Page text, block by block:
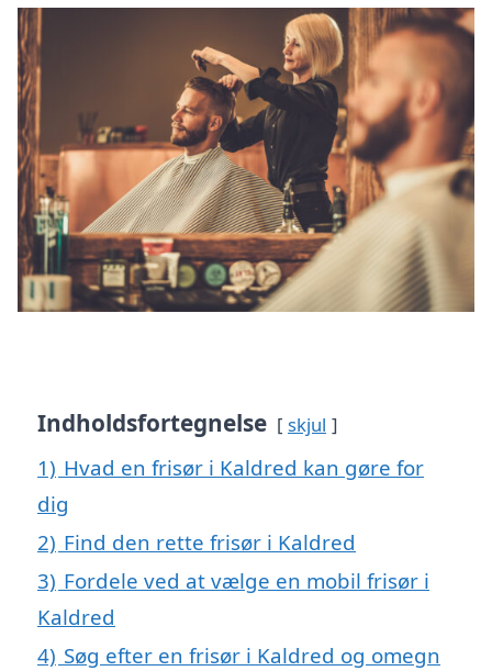
Indholdsfortegnelse skjul
1) Hvad en frisør i Kaldred kan gøre for
dig
2) Find den rette frisør i Kaldred
3) Fordele ved at vælge en mobil frisør i
Kaldred
4) Søg efter en frisør i Kaldred og omegn